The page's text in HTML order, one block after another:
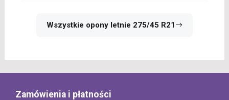
Wszystkie opony letnie 275/45 R21
Zamówienia i płatności